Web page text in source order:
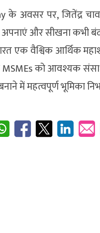
के अवसर पर, जितेंद्र
अपनाएं और सीखना कभी
एक वैश्विक आर्थिक
MSMEs को आवश्यक
में महत्वपूर्ण भूमिका